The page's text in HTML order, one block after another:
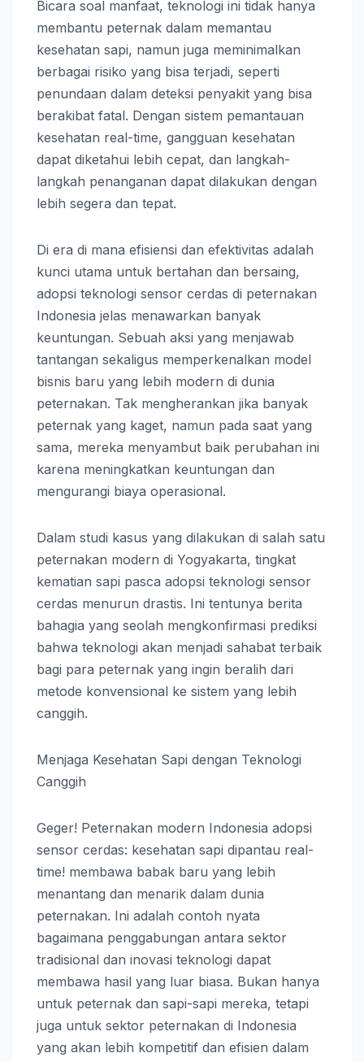
Bicara soal manfaat, teknologi ini tidak hanya
membantu peternak dalam memantau
kesehatan sapi, namun juga meminimalkan
berbagai risiko yang bisa terjadi, seperti
penundaan dalam deteksi penyakit yang bisa
berakibat fatal. Dengan sistem pemantauan
kesehatan real-time, gangguan kesehatan
dapat diketahui lebih cepat, dan langkah-
langkah penanganan dapat dilakukan dengan
lebih segera dan tepat.
Di era di mana efisiensi dan efektivitas adalah
kunci utama untuk bertahan dan bersaing,
adopsi teknologi sensor cerdas di peternakan
Indonesia jelas menawarkan banyak
keuntungan. Sebuah aksi yang menjawab
tantangan sekaligus memperkenalkan model
bisnis baru yang lebih modern di dunia
peternakan. Tak mengherankan jika banyak
peternak yang kaget, namun pada saat yang
sama, mereka menyambut baik perubahan ini
karena meningkatkan keuntungan dan
mengurangi biaya operasional.
Dalam studi kasus yang dilakukan di salah satu
peternakan modern di Yogyakarta, tingkat
kematian sapi pasca adopsi teknologi sensor
cerdas menurun drastis. Ini tentunya berita
bahagia yang seolah mengkonfirmasi prediksi
bahwa teknologi akan menjadi sahabat terbaik
bagi para peternak yang ingin beralih dari
metode konvensional ke sistem yang lebih
canggih.
Menjaga Kesehatan Sapi dengan Teknologi
Canggih
Geger! Peternakan modern Indonesia adopsi
sensor cerdas: kesehatan sapi dipantau real-
time! membawa babak baru yang lebih
menantang dan menarik dalam dunia
peternakan. Ini adalah contoh nyata
bagaimana penggabungan antara sektor
tradisional dan inovasi teknologi dapat
membawa hasil yang luar biasa. Bukan hanya
untuk peternak dan sapi-sapi mereka, tetapi
juga untuk sektor peternakan di Indonesia
yang akan lebih kompetitif dan efisien dalam